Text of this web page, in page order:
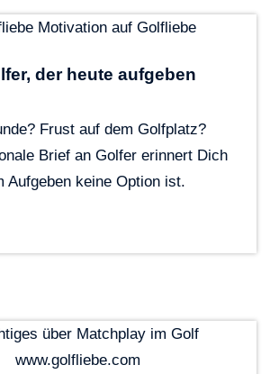
der heute aufgeben
Frust auf dem Golfplatz?
Brief an Golfer erinnert Dich
Aufgeben keine Option ist.